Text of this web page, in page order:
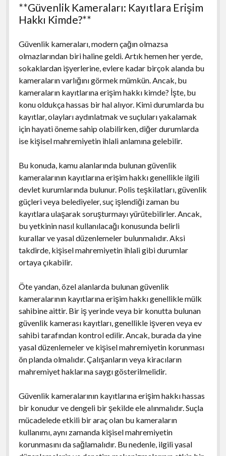
**Güvenlik Kameraları: Kayıtlara Erişim
Hakkı Kimde?**
Güvenlik kameraları, modern çağın olmazsa
olmazlarından biri haline geldi. Artık hemen her yerde,
sokaklardan işyerlerine, evlere kadar birçok alanda bu
kameraların varlığını görmek mümkün. Ancak, bu
kameraların kayıtlarına erişim hakkı kimde? İşte, bu
konu oldukça hassas bir hal alıyor. Kimi durumlarda bu
kayıtlar, olayları aydınlatmak ve suçluları yakalamak
için hayati öneme sahip olabilirken, diğer durumlarda
ise kişisel mahremiyetin ihlali anlamına gelebilir.
Bu konuda, kamu alanlarında bulunan güvenlik
kameralarının kayıtlarına erişim hakkı genellikle ilgili
devlet kurumlarında bulunur. Polis teşkilatları, güvenlik
güçleri veya belediyeler, suç işlendiği zaman bu
kayıtlara ulaşarak soruşturmayı yürütebilirler. Ancak,
bu yetkinin nasıl kullanılacağı konusunda belirli
kurallar ve yasal düzenlemeler bulunmalıdır. Aksi
takdirde, kişisel mahremiyetin ihlali gibi durumlar
ortaya çıkabilir.
Öte yandan, özel alanlarda bulunan güvenlik
kameralarının kayıtlarına erişim hakkı genellikle mülk
sahibine aittir. Bir iş yerinde veya bir konutta bulunan
güvenlik kamerası kayıtları, genellikle işveren veya ev
sahibi tarafından kontrol edilir. Ancak, burada da yine
yasal düzenlemeler ve kişisel mahremiyetin korunması
ön planda olmalıdır. Çalışanların veya kiracıların
mahremiyet haklarına saygı gösterilmelidir.
Güvenlik kameralarının kayıtlarına erişim hakkı hassas
bir konudur ve dengeli bir şekilde ele alınmalıdır. Suçla
mücadelede etkili bir araç olan bu kameraların
kullanımı, aynı zamanda kişisel mahremiyetin
korunmasını da sağlamalıdır. Bu nedenle, ilgili yasal